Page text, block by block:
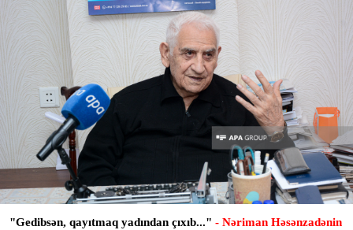
"Gedibsәn, qayıtmaq yadından çıxıb..." - Nəriman Həsənzadənin